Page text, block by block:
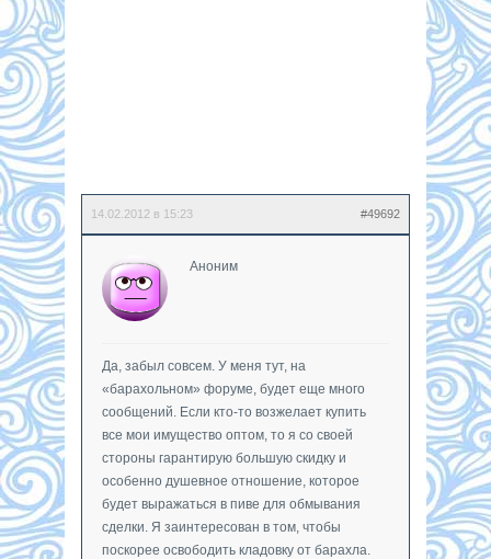
14.02.2012 в 15:23 #49692
Аноним
Да, забыл совсем. У меня тут, на
«барахольном» форуме, будет еще много
сообщений. Если кто-то возжелает купить
все мои имущество оптом, то я со своей
стороны гарантирую большую скидку и
особенно душевное отношение, которое
будет выражаться в пиве для обмывания
сделки. Я заинтересован в том, чтобы
поскорее освободить кладовку от барахла.